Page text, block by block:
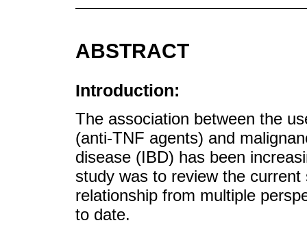
ABSTRACT
Introduction:
The association between the
(anti-TNF agents) and
disease (IBD) has been
study was to review the
relationship from multiple
to date.